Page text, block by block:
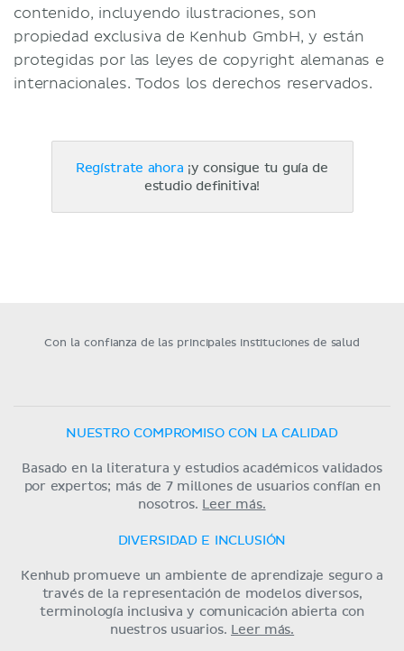
contenido, incluyendo ilustraciones, son
propiedad exclusiva de Kenhub GmbH, y están
protegidas por las leyes de copyright alemanas e
internacionales. Todos los derechos reservados.
Regístrate ahora ¡y consigue tu guía de
estudio definitiva!
Con la confianza de las principales instituciones de salud
NUESTRO COMPROMISO CON LA CALIDAD
Basado en la literatura y estudios académicos validados
por expertos; más de 7 millones de usuarios confían en
nosotros.
Leer más.
DIVERSIDAD E INCLUSIÓN
Kenhub promueve un ambiente de aprendizaje seguro a
través de la representación de modelos diversos,
terminología inclusiva y comunicación abierta con
nuestros usuarios.
Leer más.